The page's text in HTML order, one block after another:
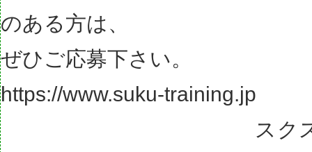
のある方は、
ぜひご応募下さい。
https://www.suku-training.jp
スクスクのっ